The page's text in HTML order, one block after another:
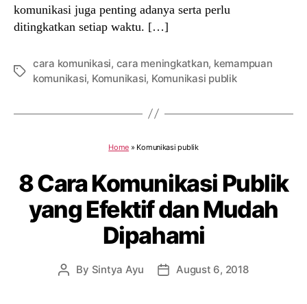
komunikasi juga penting adanya serta perlu
ditingkatkan setiap waktu. […]
Tags
cara komunikasi, cara meningkatkan, kemampuan
komunikasi, Komunikasi, Komunikasi publik
Home » Komunikasi publik
8 Cara Komunikasi Publik
yang Efektif dan Mudah
Dipahami
Post
By Sintya Ayu
PostAugust 6, 2018